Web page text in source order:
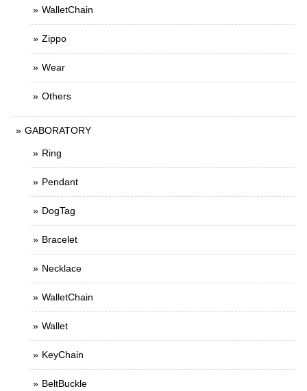
WalletChain
Zippo
Wear
Others
GABORATORY
Ring
Pendant
DogTag
Bracelet
Necklace
WalletChain
Wallet
KeyChain
BeltBuckle